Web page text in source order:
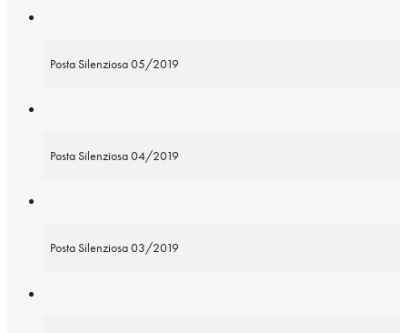
Posta Silenziosa 05/2019
Posta Silenziosa 04/2019
Posta Silenziosa 03/2019